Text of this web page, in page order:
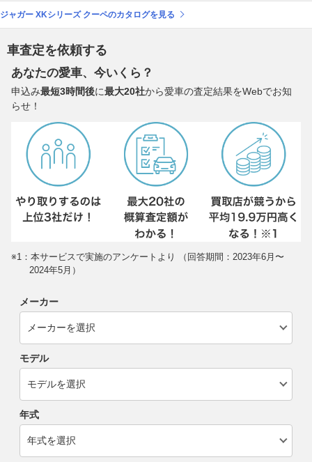
ジャガー XKシリーズ クーペのカタログを見る
車査定を依頼する
あなたの愛車、今いくら？
申込み最短3時間後に最大20社から愛車の査定結果をWebでお知
らせ！
※1：本サービスで実施のアンケートより （回答期間：2023年6月〜
2024年5月）
メーカー
モデル
年式